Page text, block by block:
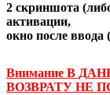
2 скриншота
активации,
окно после ввода
Внимание В
ВОЗВРАТУ НЕ